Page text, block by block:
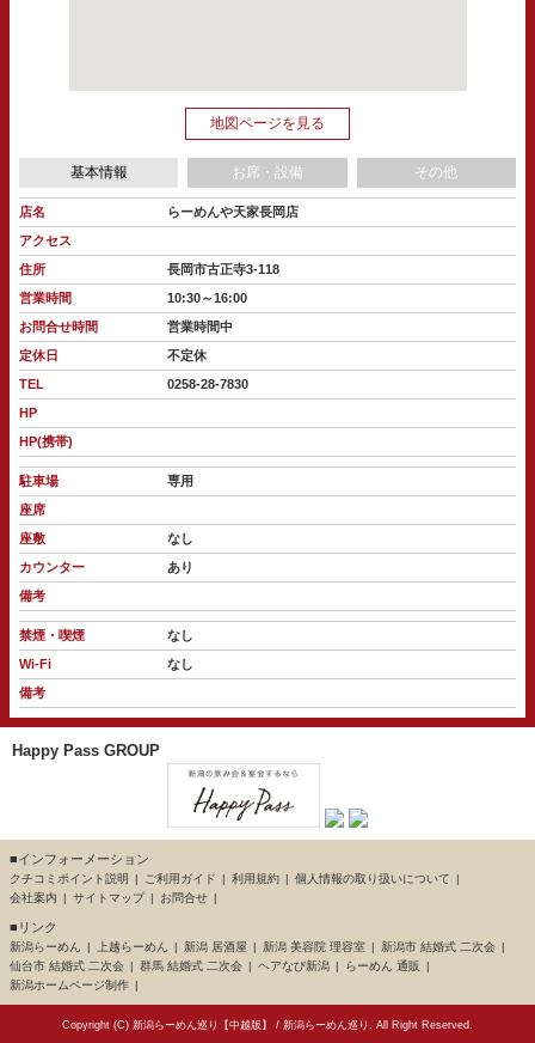
地図ページを見る
基本情報 お席・設備 その他
店名
らーめんや天家長岡店
アクセス
住所
長岡市古正寺3-118
営業時間
10:30～16:00
お問合せ時間
営業時間中
定休日
不定休
TEL
0258-28-7830
HP
HP(携帯)
駐車場
専用
座席
座敷
なし
カウンター
あり
備考
禁煙・喫煙
なし
Wi-Fi
なし
備考
Happy Pass GROUP
■インフォーメーション
クチコミポイント説明 ご利用ガイド 利用規約
個人情報の取り扱いについて
会社案内
サイトマップ お問合せ
■リンク
新潟らーめん 上越らーめん 新潟 居酒屋 新潟 美容院 理容室
新潟市 結婚式 二次会
仙台市 結婚式 二次会
群馬 結婚式 二次会 ヘアなび新潟
らーめん 通販
新潟ホームページ制作
Copyright (C) 新潟らーめん巡り【中越版】 / 新潟らーめん巡り . All Right Reserved.